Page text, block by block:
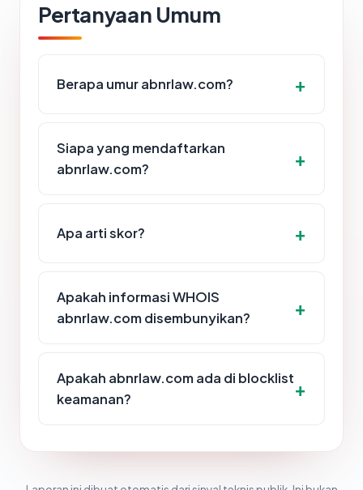
Pertanyaan Umum
Berapa umur abnrlaw.com?
Siapa yang mendaftarkan
abnrlaw.com?
Apa arti skor?
Apakah informasi WHOIS
abnrlaw.com disembunyikan?
Apakah abnrlaw.com ada di blocklist
keamanan?